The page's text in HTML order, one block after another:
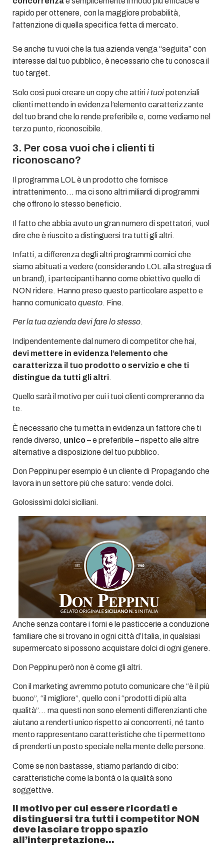
rapido per ottenere, con la maggiore probabilità,
l’attenzione di quella specifica fetta di mercato.
Se anche tu vuoi che la tua azienda venga “seguita” con
interesse dal tuo pubblico, è necessario che tu conosca il
tuo target.
Solo così puoi creare un copy che attirii tuoipotenziali
clienti mettendo in evidenza l’elemento caratterizzante
del tuo brand che lo rende preferibile e, come vediamo nel
terzo punto, riconoscibile.
3. Per cosa vuoi che i clienti ti
riconoscano?
Il programma LOL è un prodotto che fornisce
intrattenimento… ma ci sono altri miliardi di programmi
che offrono lo stesso beneficio.
Il fatto che abbia avuto un gran numero di spettatori, vuol
dire che è riuscito a distinguersi tra tutti gli altri.
Infatti, a differenza degli altri programmi comici che
siamo abituati a vedere (considerando LOL alla stregua di
un brand), i partecipanti hanno come obiettivo quello di
NON ridere. Hanno preso questo particolare aspetto e
hanno comunicato questo. Fine.
Per la tua azienda devi fare lo stesso.
Indipendentemente dal numero di competitor che hai,
devi mettere in evidenza l’elemento che
caratterizza il tuo prodotto o servizio e che ti
distingue da tutti gli altri.
Quello sarà il motivo per cui i tuoi clienti compreranno da
te.
È necessario che tu metta in evidenza un fattore che ti
rende diverso, unico– e preferibile – rispetto alle altre
alternative a disposizione del tuo pubblico.
Don Peppinu per esempio è un cliente di Propagando che
lavora in un settore più che saturo: vende dolci.
Golosissimi dolci siciliani.
Anche senza contare i forni e le pasticcerie a conduzione
familiare che si trovano in ogni città d’Italia, in qualsiasi
supermercato si possono acquistare dolci di ogni genere.
Don Peppinu però non è come gli altri.
Con il marketing avremmo potuto comunicare che “è il più
buono”, “il migliore”, quello con i “prodotti di più alta
qualità”… ma questi non sono elementi differenzianti che
aiutano a renderti unico rispetto ai concorrenti, né tanto
mento rappresentano caratteristiche che ti permettono
di prenderti un posto speciale nella mente delle persone.
Come se non bastasse, stiamo parlando di cibo:
caratteristiche come la bontà o la qualità sono
soggettive.
Il motivo per cui essere ricordati e
distinguersi tra tutti i competitor NON
deve lasciare troppo spazio
all’interpretazione…